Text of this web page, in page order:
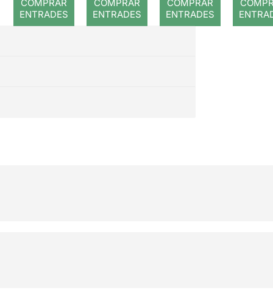
COMPRAR
ENTRADES
COMPRAR
ENTRADES
COMPRAR
ENTRADES